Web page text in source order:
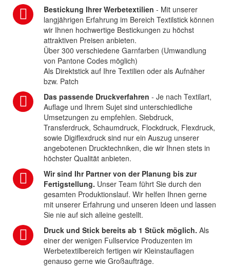
Bestickung Ihrer Werbetextilien - Mit unserer
langjährigen Erfahrung im Bereich Textilstick können
wir Ihnen hochwertige Bestickungen zu höchst
attraktiven Preisen anbieten.
Über 300 verschiedene Garnfarben (Umwandlung
von Pantone Codes möglich)
Als Direktstick auf Ihre Textilien oder als Aufnäher
bzw. Patch
Das passende Druckverfahren - Je nach Textilart,
Auflage und Ihrem Sujet sind unterschiedliche
Umsetzungen zu empfehlen. Siebdruck,
Transferdruck, Schaumdruck, Flockdruck, Flexdruck,
sowie Digiflexdruck sind nur ein Auszug unserer
angebotenen Drucktechniken, die wir Ihnen stets in
höchster Qualität anbieten.
Wir sind Ihr Partner von der Planung bis zur
Fertigstellung. Unser Team führt Sie durch den
gesamten Produktionslauf. Wir helfen Ihnen gerne
mit unserer Erfahrung und unseren Ideen und lassen
Sie nie auf sich alleine gestellt.
Druck und Stick bereits ab 1 Stück möglich. Als
einer der wenigen Fullservice Produzenten im
Werbetextilbereich fertigen wir Kleinstauflagen
genauso gerne wie Großaufträge.